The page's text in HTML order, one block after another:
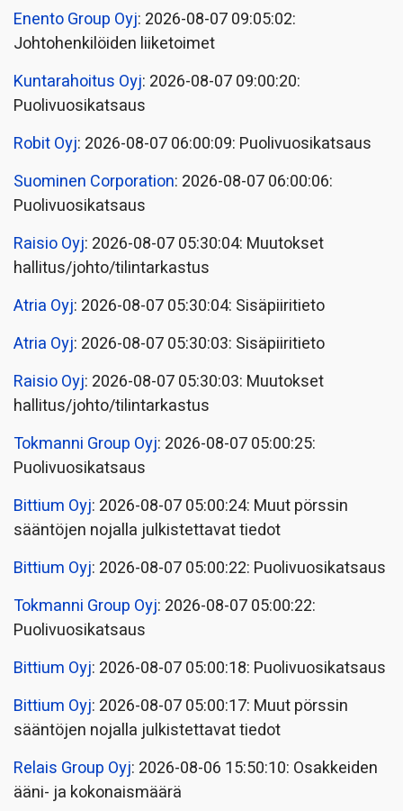
Enento Group Oyj: 2026-08-07 09:05:02:
Johtohenkilöiden liiketoimet
Kuntarahoitus Oyj: 2026-08-07 09:00:20:
Puolivuosikatsaus
Robit Oyj: 2026-08-07 06:00:09: Puolivuosikatsaus
Suominen Corporation: 2026-08-07 06:00:06:
Puolivuosikatsaus
Raisio Oyj: 2026-08-07 05:30:04: Muutokset
hallitus/johto/tilintarkastus
Atria Oyj: 2026-08-07 05:30:04: Sisäpiiritieto
Atria Oyj: 2026-08-07 05:30:03: Sisäpiiritieto
Raisio Oyj: 2026-08-07 05:30:03: Muutokset
hallitus/johto/tilintarkastus
Tokmanni Group Oyj: 2026-08-07 05:00:25:
Puolivuosikatsaus
Bittium Oyj: 2026-08-07 05:00:24: Muut pörssin
sääntöjen nojalla julkistettavat tiedot
Bittium Oyj: 2026-08-07 05:00:22: Puolivuosikatsaus
Tokmanni Group Oyj: 2026-08-07 05:00:22:
Puolivuosikatsaus
Bittium Oyj: 2026-08-07 05:00:18: Puolivuosikatsaus
Bittium Oyj: 2026-08-07 05:00:17: Muut pörssin
sääntöjen nojalla julkistettavat tiedot
Relais Group Oyj: 2026-08-06 15:50:10: Osakkeiden
ääni- ja kokonaismäärä